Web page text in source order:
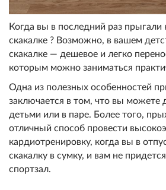
Когда вы в последний раз прыгали
скакалке ? Возможно, в вашем
скакалке — дешевое и легко
которым можно заниматься
Одна из полезных особенностей
заключается в том, что вы можете
детьми или в паре. Более того,
отличный способ провести
кардиотренировку, когда вы в
скакалку в сумку, и вам не
спортзал.